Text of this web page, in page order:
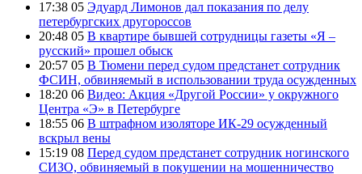
17:38 05 Эдуард Лимонов дал показания по делу
петербургских другороссов
20:48 05 В квартире бывшей сотрудницы газеты «Я –
русский» прошел обыск
20:57 05 В Тюмени перед судом предстанет сотрудник
ФСИН, обвиняемый в использовании труда осужденных
18:20 06 Видео: Акция «Другой России» у окружного
Центра «Э» в Петербурге
18:55 06 В штрафном изоляторе ИК-29 осужденный
вскрыл вены
15:19 08 Перед судом предстанет сотрудник ногинского
СИЗО, обвиняемый в покушении на мошенничество